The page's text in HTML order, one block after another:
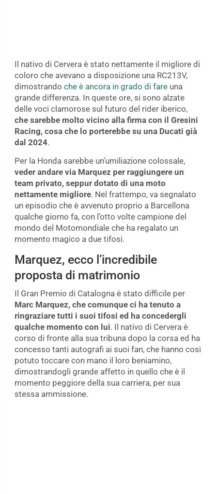
Il nativo di Cervera è stato nettamente il migliore di
coloro che avevano a disposizione una RC213V,
dimostrando che è ancora in grado di fare una
grande differenza. In queste ore, si sono alzate
delle voci clamorose sul futuro del rider iberico,
che sarebbe molto vicino alla firma con il Gresini
Racing, cosa che lo porterebbe su una Ducati già
dal 2024.
Per la Honda sarebbe un’umiliazione colossale,
veder andare via Marquez per raggiungere un
team privato, seppur dotato di una moto
nettamente migliore. Nel frattempo, va segnalato
un episodio che è avvenuto proprio a Barcellona
qualche giorno fa, con l’otto volte campione del
mondo del Motomondiale che ha regalato un
momento magico a due tifosi.
Marquez, ecco l’incredibile
proposta di matrimonio
Il Gran Premio di Catalogna è stato difficile per
Marc Marquez, che comunque ci ha tenuto a
ringraziare tutti i suoi tifosi ed ha concedergli
qualche momento con lui. Il nativo di Cervera è
corso di fronte alla sua tribuna dopo la corsa ed ha
concesso tanti autografi ai suoi fan, che hanno così
potuto toccare con mano il loro beniamino,
dimostrandogli grande affetto in quello che è il
momento peggiore della sua carriera, per sua
stessa ammissione.